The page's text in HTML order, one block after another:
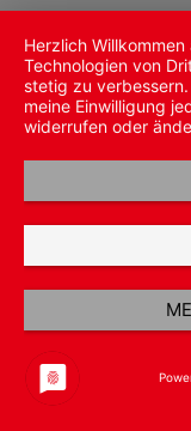
Herzlich
Technologien von
stetig zu
meine Einwilligung
widerrufen oder